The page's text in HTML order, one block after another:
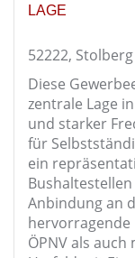
LAGE
52222, Stolberg
Diese
zentrale Lage
und starker
für
ein
Anbindung an
hervorragende
ÖPNV als